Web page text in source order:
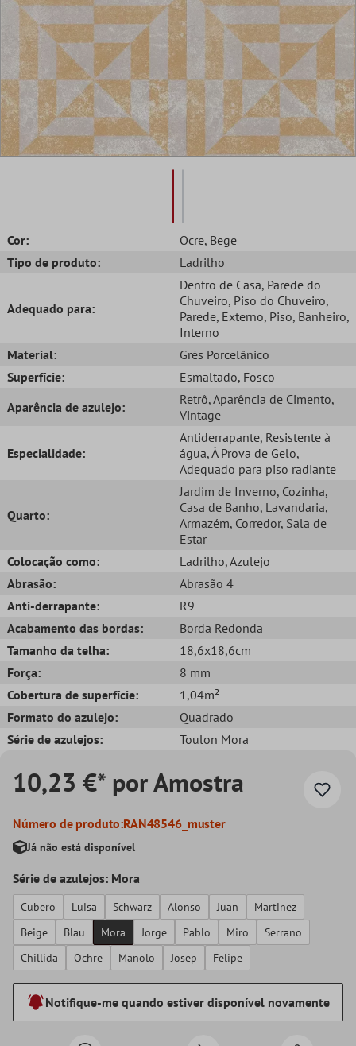
Cor: Ocre, Bege
Tipo de produto:
Ladrilho
Adequado para:
Dentro de Casa, Parede do
Chuveiro, Piso do Chuveiro,
Parede, Externo, Piso, Banheiro,
Interno
Material:
Grés Porcelânico
Superfície:
Esmaltado, Fosco
Aparência de azulejo:
Retrô, Aparência de Cimento,
Vintage
Especialidade:
Antiderrapante, Resistente à
água, À Prova de Gelo,
Adequado para piso radiante
Quarto:
Jardim de Inverno, Cozinha,
Casa de Banho, Lavandaria,
Armazém, Corredor, Sala de
Estar
Colocação como:
Ladrilho, Azulejo
Abrasão:
Abrasão 4
Anti-derrapante:
R9
Acabamento das bordas:
Borda Redonda
Tamanho da telha:
18,6x18,6cm
Força:
8 mm
Cobertura de superfície:
1,04m²
Formato do azulejo:
Quadrado
Série de azulejos:
Toulon Mora
10,23 €* por Amostra
Número de produto:RAN48546_muster
Já não está disponível
Série de azulejos: Mora
Cubero Luisa Schwarz Alonso Juan
Martinez
Beige
Blau Mora Jorge Pablo Miro
Serrano
Chillida
Ochre Manolo Josep Felipe
Notifique-me quando estiver disponível novamente